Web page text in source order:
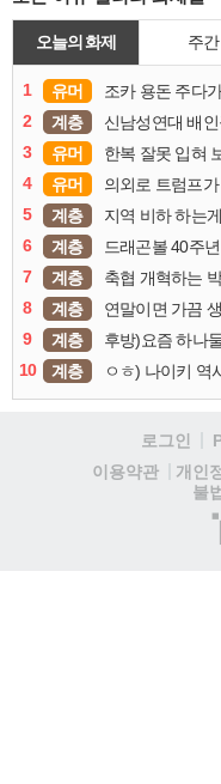
오늘의 화제 주간
1 유머 조카 용돈 주다
2
계층 신남성연대 배
3
유머 한복 잘못 입혀
4
유머 의외로 트럼프
5
계층 지역 비하 하는
6
계층 드래곤볼 40주
7
계층 축협 개혁하는
8
계층 연말이면 가끔
9
계층 후방)요즘 하나
10
계층 ㅇㅎ) 나이키 역
로그인
이용약관
개인
불